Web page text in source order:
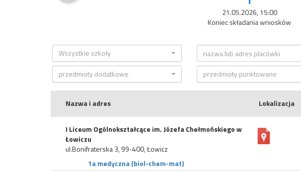
21.05.2026, 15:00
Koniec składania wniosków
Wszystkie szkoły
przedmioty dodatkowe
przedmioty punktowane
Nazwa i adres Lokalizacja
I Liceum Ogólnokształcące im. Józefa Chełmońskiego w
Łowiczu
ul.Bonifraterska 3, 99-400, Łowicz
1a medyczna (biol-chem-mat)